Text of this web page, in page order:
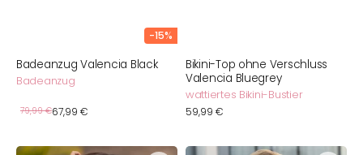
-15%
Badeanzug Valencia Black
Badeanzug
Normaler
79,99 €
Verkaufspreis
67,99 €
Bikini-Top ohne Verschluss
Valencia Bluegrey
wattiertes Bikini-Bustier
Normaler
59,99 €